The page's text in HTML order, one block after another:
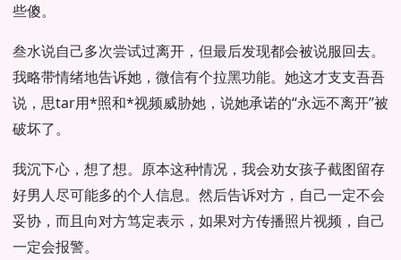
些傻。
叁水说自己多次尝试过离开，但最后发现都会被说服回去。
我略带情绪地告诉她，微信有个拉黑功能。她这才支支吾吾
说，思tar用*照和*视频威胁她，说她承诺的“永远不离开”被
破坏了。
我沉下心，想了想。原本这种情况，我会劝女孩子截图留存
好男人尽可能多的个人信息。然后告诉对方，自己一定不会
妥协，而且向对方笃定表示，如果对方传播照片视频，自己
一定会报警。